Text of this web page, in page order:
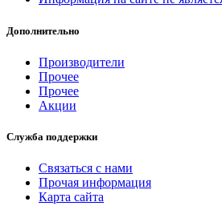
Дополнительно
Производители
Прочее
Прочее
Акции
Служба поддержки
Связаться с нами
Прочая информация
Карта сайта